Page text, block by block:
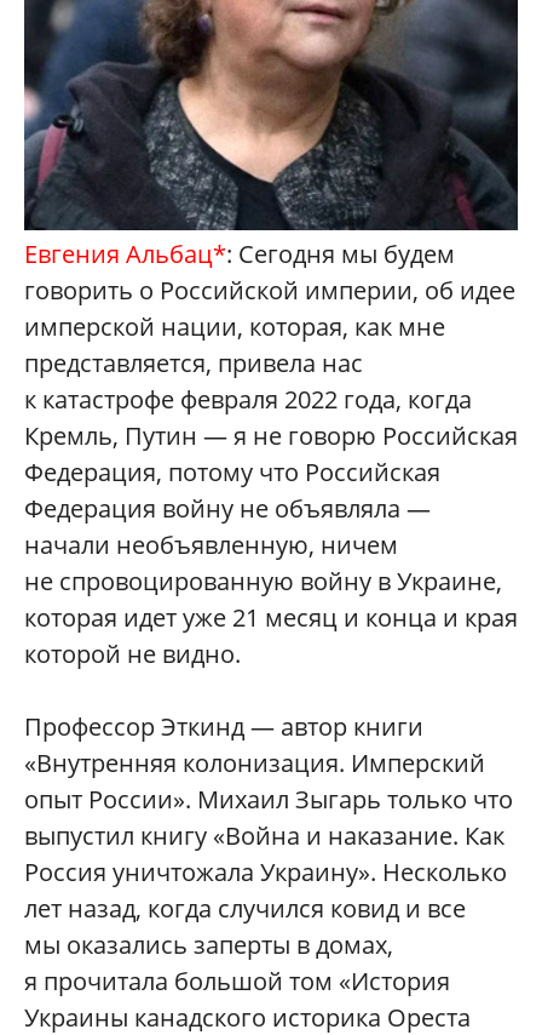
Евгения Альбац*: Сегодня мы будем
говорить о Российской империи, об идее
имперской нации, которая, как мне
представляется, привела нас
к катастрофе февраля 2022 года, когда
Кремль, Путин — я не говорю Российская
Федерация, потому что Российская
Федерация войну не объявляла —
начали необъявленную, ничем
не спровоцированную войну в Украине,
которая идет уже 21 месяц и конца и края
которой не видно.
Профессор Эткинд — автор книги
«Внутренняя колонизация. Имперский
опыт России». Михаил Зыгарь только что
выпустил книгу «Война и наказание. Как
Россия уничтожала Украину». Несколько
лет назад, когда случился ковид и все
мы оказались заперты в домах,
я прочитала большой том «История
Украины канадского историка Ореста